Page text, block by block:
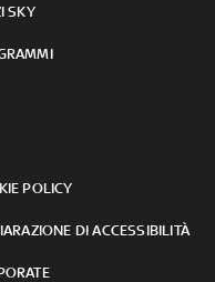
SKY
POLICY
DI ACCESSIBILITÀ